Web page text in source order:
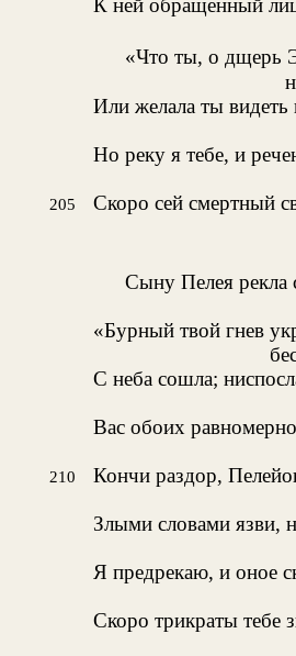
К ней обращенный
«Что ты, о дщерь
Или желала ты
Но реку я тебе, и
205
Скоро сей смертный
Сыну Пелея рекла
«Бурный твой гнев
С неба сошла;
Вас обоих
210
Кончи раздор,
Злыми словами язви,
Я предрекаю, и оное
Скоро трикраты тебе